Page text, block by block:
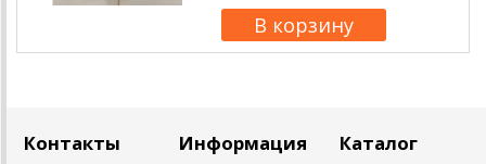
Контакты Информация Каталог